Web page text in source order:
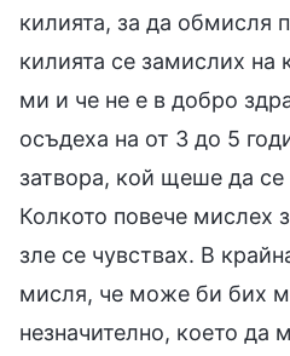
килията, за да обмисля
килията се замислих на
ми и че не е в добро
осъдеха на от 3 до 5
затвора, кой щеше да се
Колкото повече мислех
зле се чувствах. В
мисля, че може би бих
незначително, което да